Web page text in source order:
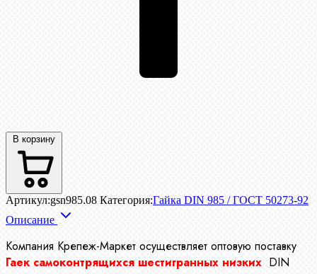
В корзину
Артикул:gsn985.08 Категория:Гайка DIN 985 / ГОСТ 50273-92
Описание
Компания Крепеж-Маркет осуществляет оптовую поставку
Гаек самоконтрящихся шестигранных низких DIN